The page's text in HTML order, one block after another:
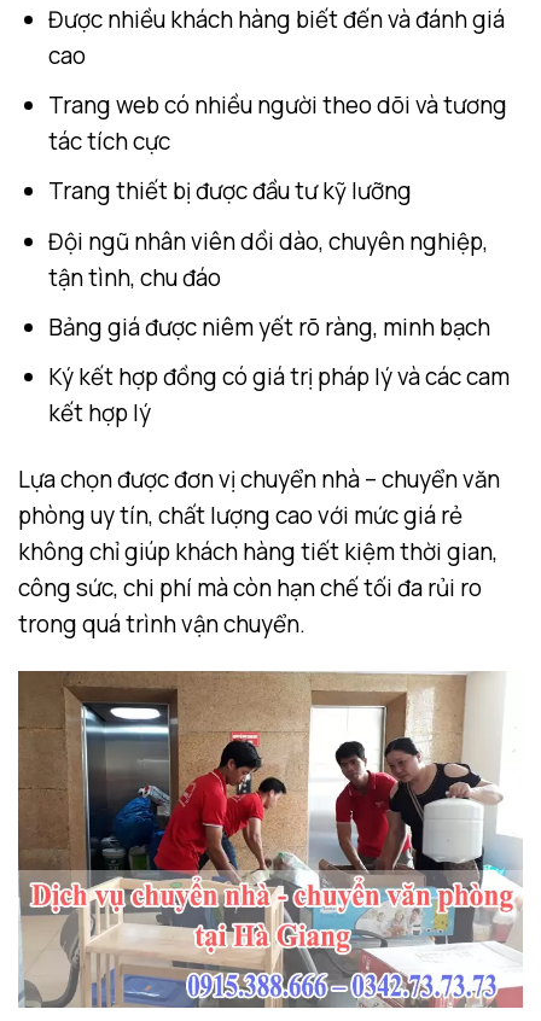
Được nhiều khách hàng biết đến và đánh giá
cao
Trang web có nhiều người theo dõi và tương
tác tích cực
Trang thiết bị được đầu tư kỹ lưỡng
Đội ngũ nhân viên dồi dào, chuyên nghiệp,
tận tình, chu đáo
Bảng giá được niêm yết rõ ràng, minh bạch
Ký kết hợp đồng có giá trị pháp lý và các cam
kết hợp lý
Lựa chọn được đơn vị chuyển nhà – chuyển văn
phòng uy tín, chất lượng cao với mức giá rẻ
không chỉ giúp khách hàng tiết kiệm thời gian,
công sức, chi phí mà còn hạn chế tối đa rủi ro
trong quá trình vận chuyển.